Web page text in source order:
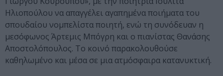
Ηλιοπούλου να απαγγέλει αγαπημένα ποιήματα του
σπουδαίου νομπελίστα ποιητή, ενώ τη συνόδευαν η
μεσόφωνος Άρτεμις Μπόγρη και ο πιανίστας Θανάσης
Αποστολόπουλος. Το κοινό παρακολουθούσε
καθηλωμένο και μέσα σε μια ατμόσφαιρα κατανυκτική.